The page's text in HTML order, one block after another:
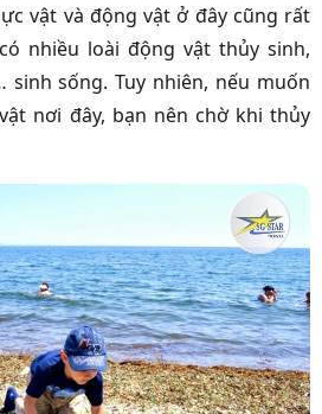
vật và động vật ở đây cũng rất
nhiều loài động vật thủy sinh,
sống. Tuy nhiên, nếu muốn
nơi đây, bạn nên chờ khi thủy